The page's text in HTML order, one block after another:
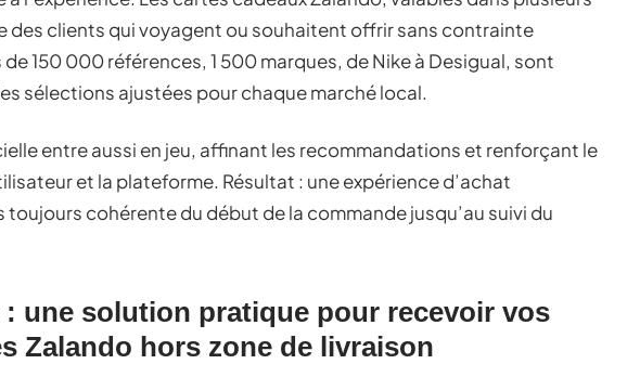
des clients qui voyagent ou souhaitent offrir sans contrainte
150 000 références, 1 500 marques, de Nike à Desigual, sont
sélections ajustées pour chaque marché local.
entre aussi en jeu, affinant les recommandations et renforçant le
et la plateforme. Résultat : une expérience d’achat
toujours cohérente du début de la commande jusqu’au suivi du
: une solution pratique pour recevoir vos
Zalando hors zone de livraison